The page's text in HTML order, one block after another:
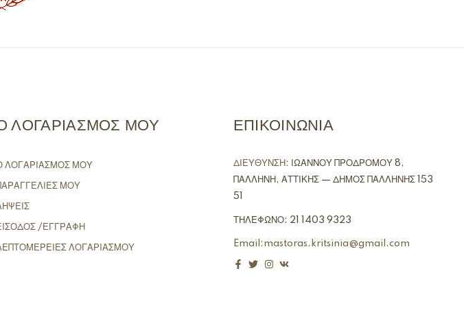
ΛΟΓΑΡΙΑΣΜΟΣ ΜΟΥ
ΛΟΓΑΡΙΑΣΜΟΣ ΜΟΥ
ΠΑΡΑΓΓΕΛΙΕΣ ΜΟΥ
/ΕΓΓΡΑΦΗ
ΛΟΓΑΡΙΑΣΜΟΥ
ΕΠΙΚΟΙΝΩΝΙΑ
ΔΙΕΥΘΥΝΣΗ:
ΙΩΑΝΝΟΥ ΠΡΟΔΡΟΜΟΥ 8,
ΠΑΛΛΗΝΗ, ΑΤΤΙΚΗΣ — ΔΗΜΟΣ ΠΑΛΛΗΝΗΣ 153
51
ΤΗΛΕΦΩΝΟ: 21 1403 9323
Email:mastoras.kritsinia@gmail.com